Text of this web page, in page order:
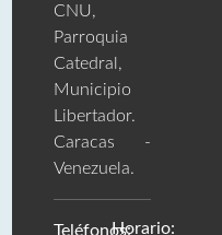
CNU,
Parroquia
Catedral,
Municipio
Libertador.
Caracas -
Venezuela.
Teléfonos:Horario: